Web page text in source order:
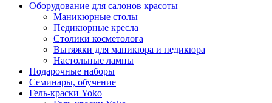
Оборудование для салонов красоты
Маникюрные столы
Педикюрные кресла
Столики косметолога
Вытяжки для маникюра и педикюра
Настольные лампы
Подарочные наборы
Семинары, обучение
Гель-краски Yoko